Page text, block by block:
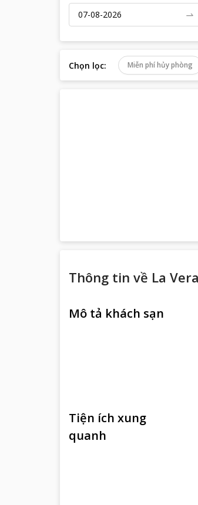
Chọn lọc: Miễn phí hủy phòng
Thông tin về La
Mô tả khách sạn
Tiện ích xung
quanh